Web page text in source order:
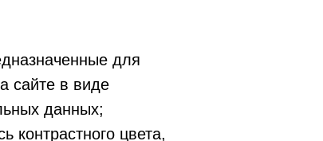
для
сайте в виде
данных;
контрастного цвета,